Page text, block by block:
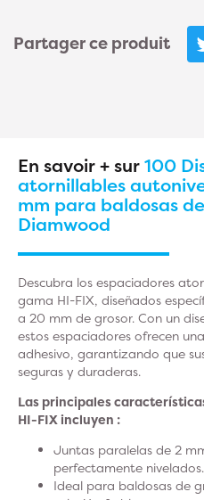
Partager ce produit
En savoir + sur100
atornillables
mm para baldosas
Diamwood
Descubra los espaciadores
gama HI-FIX, diseñados
a 20 mm de grosor. Con un
estos espaciadores ofrecen
adhesivo, garantizando que
seguras y duraderas.
Las principales
HI-FIX incluyen :
Juntas paralelas de 2
perfectamente nivelados.
Ideal para baldosas de